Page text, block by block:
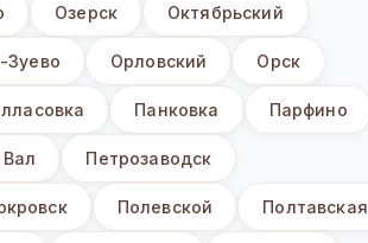
Озерск Октябрьский
Зуево Орловский Орск
Панковка Парфино
Петрозаводск
Полевской Полтавская